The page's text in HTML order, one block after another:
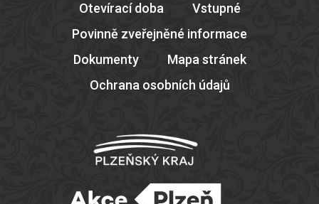
Otevírací doba
Vstupné
Povinně zveřejněné informace
Dokumenty
Mapa stránek
Ochrana osobních údajů